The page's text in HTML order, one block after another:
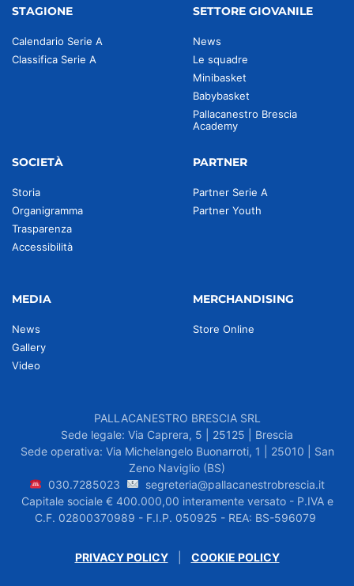
STAGIONE
Calendario Serie A
Classifica Serie A
SETTORE GIOVANILE
News
Le squadre
Minibasket
Babybasket
Pallacanestro Brescia
Academy
SOCIETÀ
Storia
Organigramma
Trasparenza
Accessibilità
PARTNER
Partner Serie A
Partner Youth
MEDIA
News
Gallery
Video
MERCHANDISING
Store Online
PALLACANESTRO BRESCIA SRL
Sede legale: Via Caprera, 5 | 25125 | Brescia
Sede operativa: Via Michelangelo Buonarroti, 1 | 25010 | San
Zeno Naviglio (BS)
030.7285023
segreteria@pallacanestrobrescia.it
Capitale sociale € 400.000,00 interamente versato - P.IVA e
C.F. 02800370989 - F.I.P. 050925 - REA: BS-596079
PRIVACY POLICY| COOKIE POLICY